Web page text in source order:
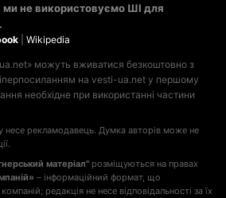
не використовуємо ШІ для
Wikipedia
можуть вживатися безкоштовно з
на vesti-ua.net у першому
необхідне при використанні частини
несе рекламодавець. Думка авторів може не
матеріал" розміщуються на правах
– інформаційний формат, що
редакція не несе відповідальності за їх